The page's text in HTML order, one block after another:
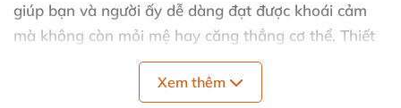
giúp bạn và người ấy dễ dàng đạt được khoái cảm
mà không còn mỏi mệ hay căng thẳng cơ thể. Thiết
kế thông minh giữ đùi và mắt cá ở vị trí nâng cao,
mở ra vô vàn tư thế sáng tạo và thoải mái khi duy trì
Xem thêm